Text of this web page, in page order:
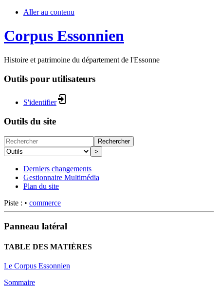
Aller au contenu
Corpus Essonnien
Histoire et patrimoine du département de l'Essonne
Outils pour utilisateurs
S'identifier
Outils du site
Rechercher
>
Derniers changements
Gestionnaire Multimédia
Plan du site
Piste : • commerce
Panneau latéral
TABLE DES MATIÈRES
Le Corpus Essonnien
Sommaire